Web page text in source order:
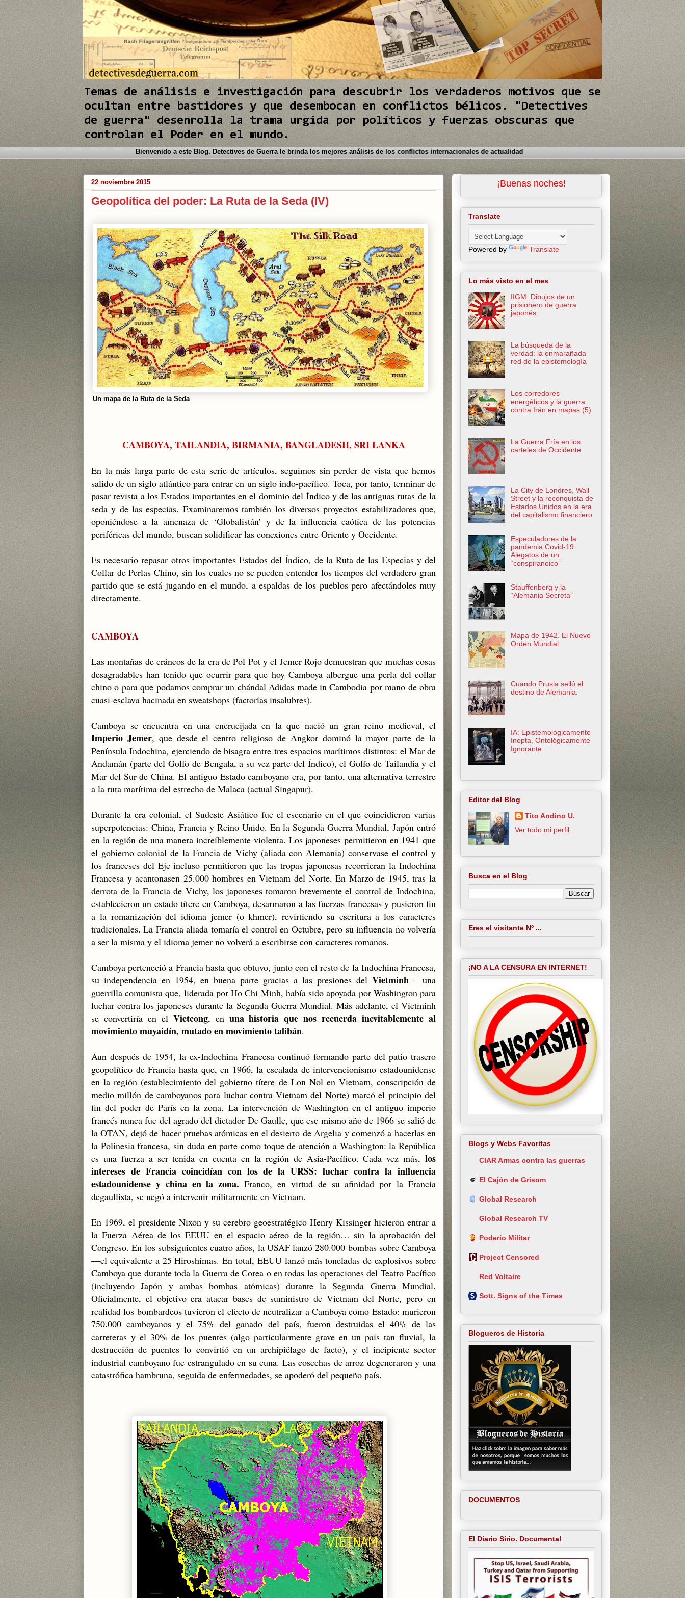
Temas de análisis e investigación para descubrir los verdaderos motivos que se
ocultan entre bastidores y que desembocan en conflictos bélicos. "Detectives
de guerra" desenrolla la trama urgida por políticos y fuerzas obscuras que
controlan el Poder en el mundo.
Bienvenido a este Blog. Detectives de Guerra le brinda los mejores análisis de los conflictos internacionales de actualidad
22 noviembre 2015
Geopolítica del poder: La Ruta de la Seda (IV)
Un mapa de la Ruta de la Seda
CAMBOYA, TAILANDIA, BIRMANIA, BANGLADESH, SRI LANKA
En la más larga parte de esta serie de artículos, seguimos sin perder de vista que hemos
salido de un siglo atlántico para entrar en un siglo indo-pacífico. Toca, por tanto, terminar de
pasar revista a los Estados importantes en el dominio del Índico y de las antiguas rutas de la
seda y de las especias. Examinaremos también los diversos proyectos estabilizadores que,
oponiéndose a la amenaza de ‘Globalistán’ y de la influencia caótica de las potencias
periféricas del mundo, buscan solidificar las conexiones entre Oriente y Occidente.
Es necesario repasar otros importantes Estados del Índico, de la Ruta de las Especias y del
Collar de Perlas Chino, sin los cuales no se pueden entender los tiempos del verdadero gran
partido que se está jugando en el mundo, a espaldas de los pueblos pero afectándoles muy
directamente.
CAMBOYA
Las montañas de cráneos de la era de Pol Pot y el Jemer Rojo demuestran que muchas cosas
desagradables han tenido que ocurrir para que hoy Camboya albergue una perla del collar
chino o para que podamos comprar un chándal Adidas made in Cambodia por mano de obra
cuasi-esclava hacinada en sweatshops (factorías insalubres).
Camboya se encuentra en una encrucijada en la que nació un gran reino medieval, el
Imperio Jemer, que desde el centro religioso de Angkor dominó la mayor parte de la
Península Indochina, ejerciendo de bisagra entre tres espacios marítimos distintos: el Mar de
Andamán (parte del Golfo de Bengala, a su vez parte del Índico), el Golfo de Tailandia y el
Mar del Sur de China. El antiguo Estado camboyano era, por tanto, una alternativa terrestre
a la ruta marítima del estrecho de Malaca (actual Singapur).
Durante la era colonial, el Sudeste Asiático fue el escenario en el que coincidieron varias
superpotencias: China, Francia y Reino Unido. En la Segunda Guerra Mundial, Japón entró
en la región de una manera increíblemente violenta. Los japoneses permitieron en 1941 que
el gobierno colonial de la Francia de Vichy (aliada con Alemania) conservase el control y
los franceses del Eje incluso permitieron que las tropas japonesas recorrieran la Indochina
Francesa y acantonasen 25.000 hombres en Vietnam del Norte. En Marzo de 1945, tras la
derrota de la Francia de Vichy, los japoneses tomaron brevemente el control de Indochina,
establecieron un estado títere en Camboya, desarmaron a las fuerzas francesas y pusieron fin
a la romanización del idioma jemer (o khmer), revirtiendo su escritura a los caracteres
tradicionales. La Francia aliada tomaría el control en Octubre, pero su influencia no volvería
a ser la misma y el idioma jemer no volverá a escribirse con caracteres romanos.
Camboya perteneció a Francia hasta que obtuvo, junto con el resto de la Indochina Francesa,
su independencia en 1954, en buena parte gracias a las presiones del Vietminh ―una
guerrilla comunista que, liderada por Ho Chi Minh, había sido apoyada por Washington para
luchar contra los japoneses durante la Segunda Guerra Mundial. Más adelante, el Vietminh
se convertiría en el Vietcong, en una historia que nos recuerda inevitablemente al
movimiento muyaidín, mutado en movimiento talibán.
Aun después de 1954, la ex-Indochina Francesa continuó formando parte del patio trasero
geopolítico de Francia hasta que, en 1966, la escalada de intervencionismo estadounidense
en la región (establecimiento del gobierno títere de Lon Nol en Vietnam, conscripción de
medio millón de camboyanos para luchar contra Vietnam del Norte) marcó el principio del
fin del poder de París en la zona. La intervención de Washington en el antiguo imperio
francés nunca fue del agrado del dictador De Gaulle, que ese mismo año de 1966 se salió de
la OTAN, dejó de hacer pruebas atómicas en el desierto de Argelia y comenzó a hacerlas en
la Polinesia francesa, sin duda en parte como toque de atención a Washington: la República
es una fuerza a ser tenida en cuenta en la región de Asia-Pacífico. Cada vez más, los
intereses de Francia coincidían con los de la URSS: luchar contra la influencia
estadounidense y china en la zona. Franco, en virtud de su afinidad por la Francia
degaullista, se negó a intervenir militarmente en Vietnam.
En 1969, el presidente Nixon y su cerebro geoestratégico Henry Kissinger hicieron entrar a
la Fuerza Aérea de los EEUU en el espacio aéreo de la región… sin la aprobación del
Congreso. En los subsiguientes cuatro años, la USAF lanzó 280.000 bombas sobre Camboya
―el equivalente a 25 Hiroshimas. En total, EEUU lanzó más toneladas de explosivos sobre
Camboya que durante toda la Guerra de Corea o en todas las operaciones del Teatro Pacífico
(incluyendo Japón y ambas bombas atómicas) durante la Segunda Guerra Mundial.
Oficialmente, el objetivo era atacar bases de suministro de Vietnam del Norte, pero en
realidad los bombardeos tuvieron el efecto de neutralizar a Camboya como Estado: murieron
750.000 camboyanos y el 75% del ganado del país, fueron destruidas el 40% de las
carreteras y el 30% de los puentes (algo particularmente grave en un país tan fluvial, la
destrucción de puentes lo convirtió en un archipiélago de facto), y el incipiente sector
industrial camboyano fue estrangulado en su cuna. Las cosechas de arroz degeneraron y una
catastrófica hambruna, seguida de enfermedades, se apoderó del pequeño país.
I
¡Buenas noches!
Translate
Powered by Translate
Lo más visto en el mes
IIGM: Dibujos de un
prisionero de guerra
japonés
La búsqueda de la
verdad: la enmarañada
red de la epistemología
Los corredores
energéticos y la guerra
contra Irán en mapas (5)
La Guerra Fría en los
carteles de Occidente
La City de Londres, Wall
Street y la reconquista de
Estados Unidos en la era
del capitalismo financiero
Especuladores de la
pandemia Covid-19.
Alegatos de un
“conspiranoico”
Stauffenberg y la
“Alemania Secreta”
Mapa de 1942. El Nuevo
Orden Mundial
Cuando Prusia selló el
destino de Alemania.
IA: Epistemológicamente
Inepta, Ontológicamente
Ignorante
Editor del Blog
Tito Andino U.
Ver todo mi perfil
Busca en el Blog
Eres el visitante Nº ...
¡NO A LA CENSURA EN INTERNET!
Blogs y Webs Favoritas
CIAR Armas contra las guerras
El Cajón de Grisom
Global Research
Global Research TV
Poderío Militar
Project Censored
Red Voltaire
Sott. Signs of the Times
Blogueros de Historia
DOCUMENTOS
El Diario Sirio. Documental